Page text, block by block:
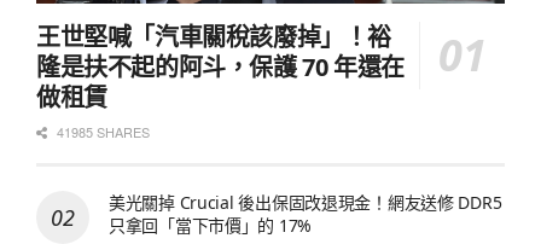
王世堅喊「汽車關稅該廢掉」！裕
隆是扶不起的阿斗，保護 70 年還在
做租賃
41985 SHARES
美光關掉 Crucial 後出保固改退現金！網友送修 DDR5
只拿回「當下市價」的 17%